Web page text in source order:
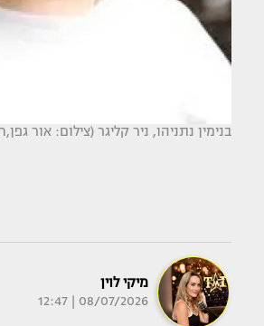
בנימין נתניהו, ניר קליגר (צילום: אור
מיקי לוין
08/07/2026 | 12:47